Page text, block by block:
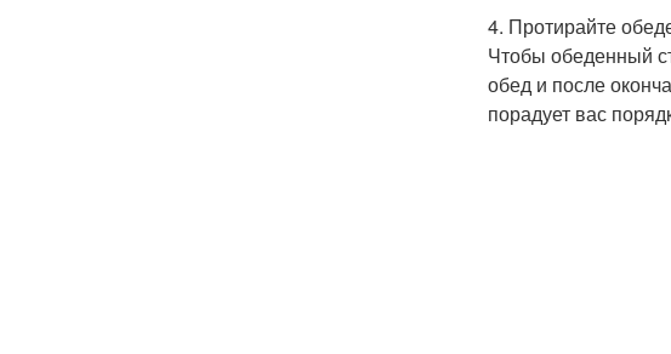
4. Протирайте
Чтобы обеденный
обед и после
порадует вас